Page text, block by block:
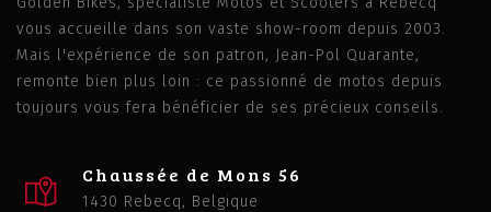
vous accueille dans son vaste show-room depuis 2003.
Mais l'expérience de son patron, Jean-Pol Quarante,
remonte bien plus loin : ce passionné de motos depuis
toujours vous fera bénéficier de ses précieux conseils.
Chaussée de Mons 56
1430 Rebecq, Belgique